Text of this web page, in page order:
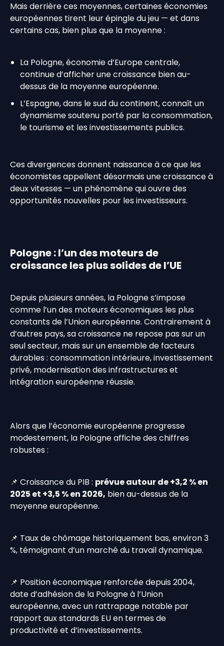
Mais derrière ces moyennes, certaines économies
européennes tirent leur épingle du jeu — et dans
certains cas, bien plus que la moyenne :
La Pologne, économie d’Europe centrale,
continue d’afficher une croissance bien au-
dessus de la moyenne européenne.
L’Espagne, dans le sud du continent, connaît un
dynamisme soutenu porté par la consommation,
le tourisme et les investissements publics.
Ces divergences donnent naissance à ce que les
économistes appellent désormais une croissance à
deux vitesses — un phénomène qui ouvre des
opportunités nouvelles pour les investisseurs.
Pologne : l’un des moteurs de
croissance les plus solides de l’UE
Depuis plusieurs années, la Pologne s’impose
comme l’un des moteurs économiques les plus
constants de l’Union européenne. Contrairement à
d’autres pays, sa croissance ne repose pas sur un
seul secteur, mais sur un ensemble de facteurs
durables : consommation intérieure, investissement
privé, modernisation des infrastructures et
intégration européenne réussie.
Alors que l’économie européenne progresse
modestement, la Pologne affiche des chiffres
robustes :
📌 Croissance du PIB : prévue autour de +3,2 % en
2025 et +3,5 % en 2026, bien au-dessus de la
moyenne européenne.
📌 Taux de chômage historiquement bas, environ 3
%, témoignant d’un marché du travail dynamique.
📌 Position économique renforcée depuis 2004,
date d’adhésion de la Pologne à l’Union
européenne, avec un rattrapage notable par
rapport aux standards EU en termes de
productivité et d’investissements.